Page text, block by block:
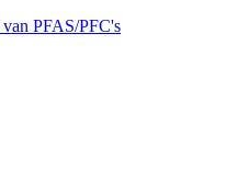
PFAS/PFC's